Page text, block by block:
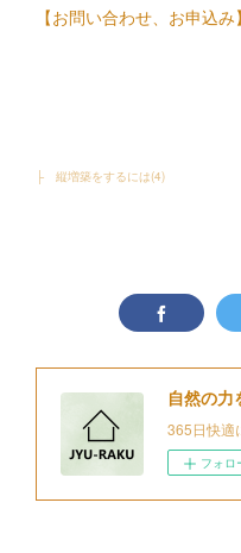
【お問い合わせ、お申込み】
├ 縦増築をするには(4)
365日快適
フォロ